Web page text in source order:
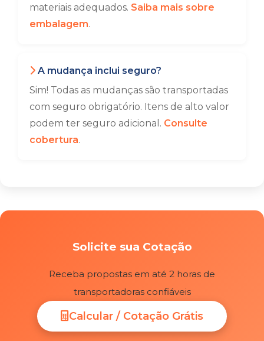
materiais adequados. Saiba mais sobre
embalagem.
A mudança inclui seguro?
Sim! Todas as mudanças são transportadas
com seguro obrigatório. Itens de alto valor
podem ter seguro adicional. Consulte
cobertura.
Solicite sua Cotação
Receba propostas em até 2 horas de
transportadoras confiáveis
Calcular / Cotação Grátis